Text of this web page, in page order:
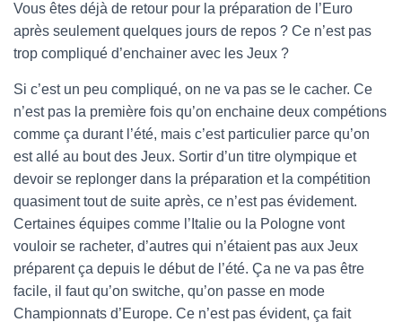
Vous êtes déjà de retour pour la préparation de l’Euro
après seulement quelques jours de repos ? Ce n’est pas
trop compliqué d’enchainer avec les Jeux ?
Si c’est un peu compliqué, on ne va pas se le cacher. Ce
n’est pas la première fois qu’on enchaine deux compétions
comme ça durant l’été, mais c’est particulier parce qu’on
est allé au bout des Jeux. Sortir d’un titre olympique et
devoir se replonger dans la préparation et la compétition
quasiment tout de suite après, ce n’est pas évidement.
Certaines équipes comme l’Italie ou la Pologne vont
vouloir se racheter, d’autres qui n’étaient pas aux Jeux
préparent ça depuis le début de l’été. Ça ne va pas être
facile, il faut qu’on switche, qu’on passe en mode
Championnats d’Europe. Ce n’est pas évident, ça fait